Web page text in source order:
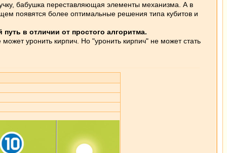
бабушка переставляющая элементы механизма. А в
появятся более оптимальные решения типа кубитов и
в отличии от простого алгоритма.
уронить кирпич. Но "уронить кирпич" не может стать